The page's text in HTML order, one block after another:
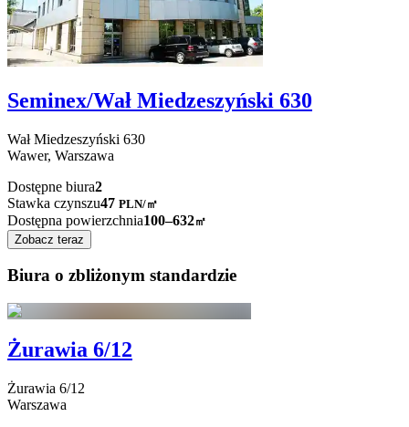
Seminex/Wał Miedzeszyński 630
Wał Miedzeszyński 630
Wawer, Warszawa
Dostępne biura2
Stawka czynszu47 PLN/㎡
Dostępna powierzchnia100–632㎡
Zobacz teraz
Biura o zbliżonym standardzie
Żurawia 6/12
Żurawia 6/12
Warszawa